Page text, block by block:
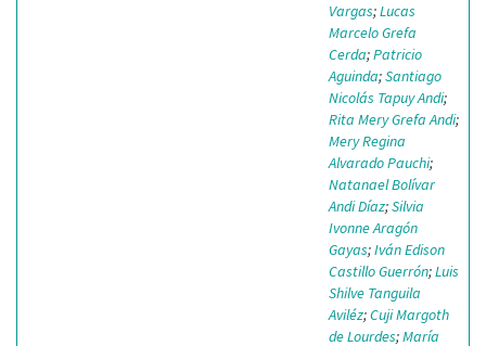
Vargas;Lucas
Marcelo Grefa
Cerda;Patricio
Aguinda;Santiago
Nicolás Tapuy Andi;
Rita Mery Grefa Andi;
Mery Regina
Alvarado Pauchi;
Natanael Bolívar
Andi Díaz;Silvia
Ivonne Aragón
Gayas;Iván Edison
Castillo Guerrón;Luis
Shilve Tanguila
Aviléz;Cuji Margoth
de Lourdes;María